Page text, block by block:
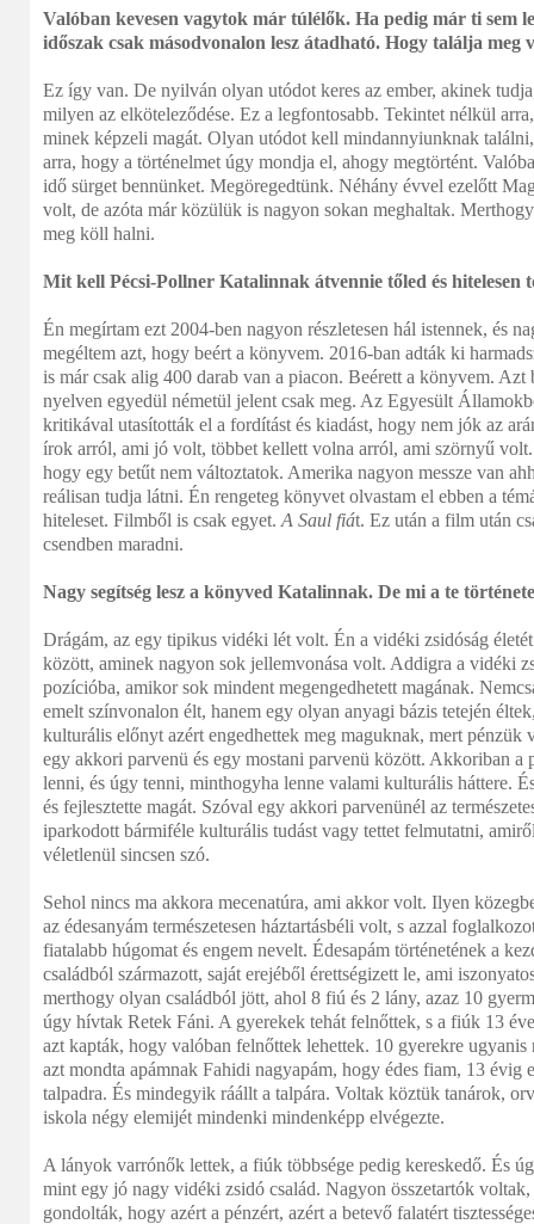
Valóban kevesen vagytok már túlélők. Ha pedig már ti sem
időszak csak másodvonalon lesz átadható. Hogy találja meg
Ez így van. De nyilván olyan utódot keres az ember, akinek
milyen az elköteleződése. Ez a legfontosabb. Tekintet nélkül
minek képzeli magát. Olyan utódot kell mindannyiunknak
arra, hogy a történelmet úgy mondja el, ahogy megtörtént.
idő sürget bennünket. Megöregedtünk. Néhány évvel ezelőtt
volt, de azóta már közülük is nagyon sokan meghaltak.
meg köll halni.
Mit kell Pécsi-Pollner Katalinnak átvennie tőled és hitelesen
Én megírtam ezt 2004-ben nagyon részletesen hál istennek, és
megéltem azt, hogy beért a könyvem. 2016-ban adták ki
is már csak alig 400 darab van a piacon. Beérett a könyvem. Azt
nyelven egyedül németül jelent csak meg. Az Egyesült
kritikával utasították el a fordítást és kiadást, hogy nem jók az
írok arról, ami jó volt, többet kellett volna arról, ami szörnyű
hogy egy betűt nem változtatok. Amerika nagyon messze van
reálisan tudja látni. Én rengeteg könyvet olvastam el ebben a
hiteleset. Filmből is csak egyet. A Saul fiát. Ez után a film után
csendben maradni.
Nagy segítség lesz a könyved Katalinnak. De mi a te
Drágám, az egy tipikus vidéki lét volt. Én a vidéki zsidóság
között, aminek nagyon sok jellemvonása volt. Addigra a vidéki
pozícióba, amikor sok mindent megengedhetett magának.
emelt színvonalon élt, hanem egy olyan anyagi bázis tetején
kulturális előnyt azért engedhettek meg maguknak, mert pénzük
egy akkori parvenü és egy mostani parvenü között. Akkoriban a
lenni, és úgy tenni, minthogyha lenne valami kulturális háttere.
és fejlesztette magát. Szóval egy akkori parvenünél az
iparkodott bármiféle kulturális tudást vagy tettet felmutatni,
véletlenül sincsen szó.
Sehol nincs ma akkora mecenatúra, ami akkor volt. Ilyen
az édesanyám természetesen háztartásbéli volt, s azzal
fiatalabb húgomat és engem nevelt. Édesapám történetének a
családból származott, saját erejéből érettségizett le, ami
merthogy olyan családból jött, ahol 8 fiú és 2 lány, azaz 10
úgy hívtak Retek Fáni. A gyerekek tehát felnőttek, s a fiúk 13
azt kapták, hogy valóban felnőttek lehettek. 10 gyerekre
azt mondta apámnak Fahidi nagyapám, hogy édes fiam, 13 évig
talpadra. És mindegyik ráállt a talpára. Voltak köztük tanárok,
iskola négy elemijét mindenki mindenképp elvégezte.
A lányok varrónők lettek, a fiúk többsége pedig kereskedő. És
mint egy jó nagy vidéki zsidó család. Nagyon összetartók voltak,
gondolták, hogy azért a pénzért, azért a betevő falatért